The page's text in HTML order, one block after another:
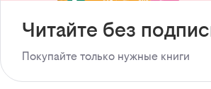
Читайте без
Покупайте только нужные книги